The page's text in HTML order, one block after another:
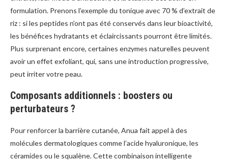
formulation. Prenons l’exemple du tonique avec 70 % d’extrait de
riz : si les peptides n’ont pas été conservés dans leur bioactivité,
les bénéfices hydratants et éclaircissants pourront être limités.
Plus surprenant encore, certaines enzymes naturelles peuvent
avoir un effet exfoliant, qui, sans une introduction progressive,
peut irriter votre peau.
Composants additionnels : boosters ou
perturbateurs ?
Pour renforcer la barrière cutanée, Anua fait appel à des
molécules dermatologiques comme l’acide hyaluronique, les
céramides ou le squalène. Cette combinaison intelligente